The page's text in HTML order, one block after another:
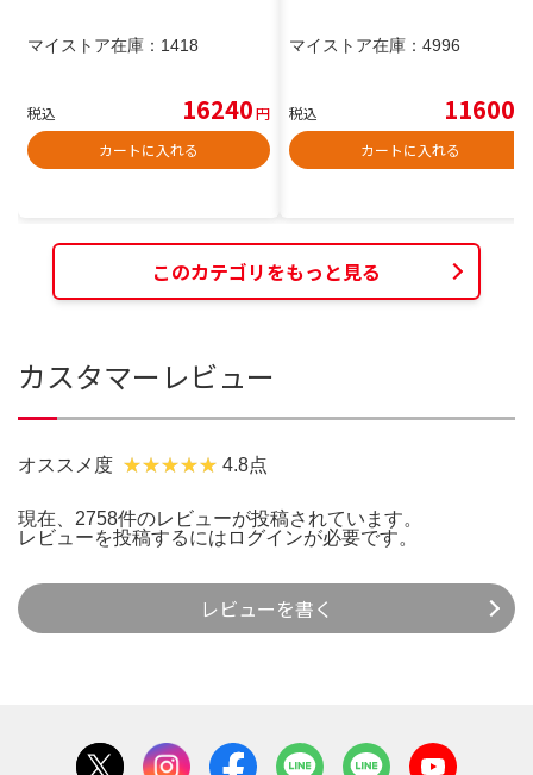
マイストア在庫： 1418
税込 16240円
カートに入れる
マイストア在庫： 4996
税込 11600
カートに入れる
このカテゴリをもっと見る
カスタマーレビュー
オススメ度 4.8点
現在、2758件のレビューが投稿されています。
レビューを投稿するには ログインが必要です。
レビューを書く